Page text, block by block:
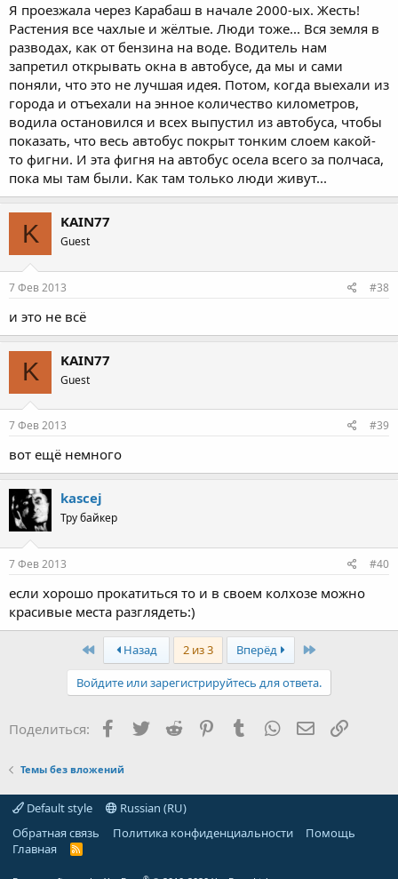
Я проезжала через Карабаш в начале 2000-ых. Жесть!
Растения все чахлые и жёлтые. Люди тоже... Вся земля в
разводах, как от бензина на воде. Водитель нам
запретил открывать окна в автобусе, да мы и сами
поняли, что это не лучшая идея. Потом, когда выехали из
города и отъехали на энное количество километров,
водила остановился и всех выпустил из автобуса, чтобы
показать, что весь автобус покрыт тонким слоем какой-
то фигни. И эта фигня на автобус осела всего за полчаса,
пока мы там были. Как там только люди живут...
K KAIN77
Guest
7 Фев 2013 #38
и это не всё
K KAIN77
Guest
7 Фев 2013 #39
вот ещё немного
kascej
Тру байкер
7 Фев 2013 #40
если хорошо прокатиться то и в своем колхозе можно
красивые места разглядеть:)
First Назад 2 из 3 Вперёд Last
Войдите или зарегистрируйтесь для ответа.
Поделиться: Facebook
TwitterReddit PinterestTumblr WhatsApp Ссылка
Темы без вложений
Default style
Russian (RU)
Обратная связь
Политика конфиденциальности
Помощь
Главная
R
S